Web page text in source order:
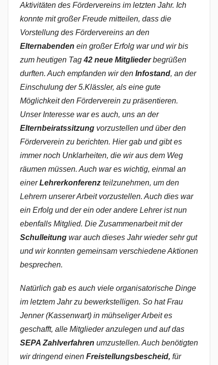
R
i
d
i
n
g
Aktivitäten des Fördervereins im letzten Jahr. Ich
konnte mit großer Freude mitteilen, dass die
Vorstellung des Fördervereins an den
Elternabenden ein großer Erfolg war und wir bis
zum heutigen Tag42 neue Mitgliederbegrüßen
durften. Auch empfanden wir den Infostand, an der
Einschulung der 5.Klässler, als eine gute
Möglichkeit den Förderverein zu präsentieren.
Unser Interesse war es auch, uns an der
Elternbeiratssitzung vorzustellen und über den
Förderverein zu berichten. Hier gab und gibt es
immer noch Unklarheiten, die wir aus dem Weg
räumen müssen. Auch war es wichtig, einmal an
einerLehrerkonferenz teilzunehmen, um den
Lehrern unserer Arbeit vorzustellen. Auch dies war
ein Erfolg und der ein oder andere Lehrer ist nun
ebenfalls Mitglied. Die Zusammenarbeit mit der
Schulleitung war auch dieses Jahr wieder sehr gut
und wir konnten gemeinsam verschiedene Aktionen
besprechen.
Natürlich gab es auch viele organisatorische Dinge
im letztem Jahr zu bewerkstelligen. So hat Frau
Jenner (Kassenwart) in mühseliger Arbeit es
geschafft, alle Mitglieder anzulegen und auf das
SEPA Zahlverfahren umzustellen. Auch benötigten
wir dringend einen Freistellungsbescheid, für